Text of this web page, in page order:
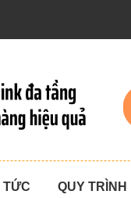
TỨC QUY TRÌNH